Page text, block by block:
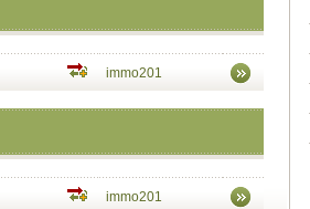
immo201
immo201